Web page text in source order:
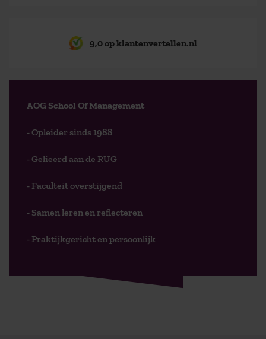
9,0 op klantenvertellen.nl
AOG School Of Management
- Opleider sinds 1988
- Gelieerd aan de RUG
- Faculteit overstijgend
- Samen leren en reflecteren
- Praktijkgericht en persoonlijk